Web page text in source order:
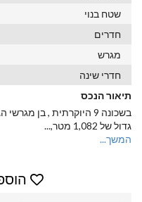
שטח בנוי
חדרים
מגרש
חדרי שינה
תיאור הנכס
בשכונה 9 היוקרתית , בן
גדול של 1,082 מטר,
...
המשך...